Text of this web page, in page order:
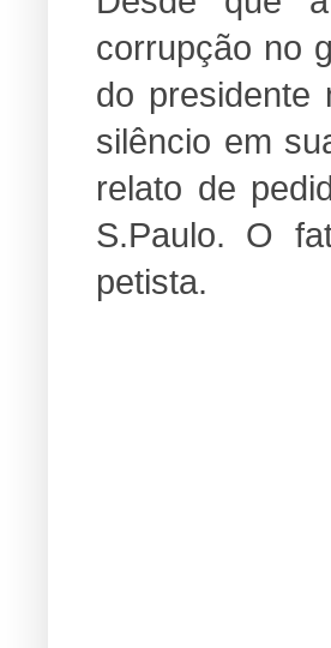
corrupção no
do presidente
silêncio em
relato de
S.Paulo. O
petista.